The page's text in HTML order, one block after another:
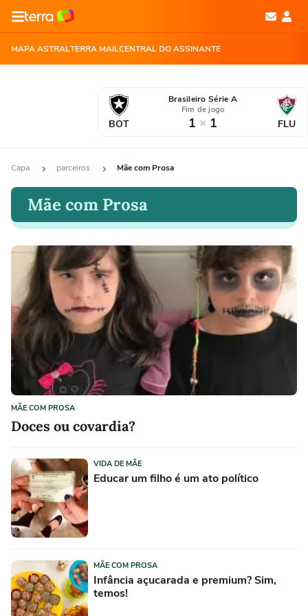
MAPA ASTRALTERRA MAILCENTRAL DO ASSINANTE
BOT
Brasileiro Série A
Fim de jogo
1 1 FLU
Capa parceiros Mãe com Prosa
Mãe com Prosa
MÃE COM PROSA
Doces ou covardia?
VIDA DE MÃE
Educar um filho é um ato político
MÃE COM PROSA
Infância açucarada e premium? Sim,
temos!